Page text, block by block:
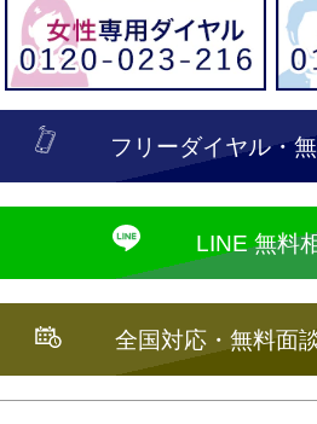
フリーダイヤル・
LINE 無料
全国対応・無料面